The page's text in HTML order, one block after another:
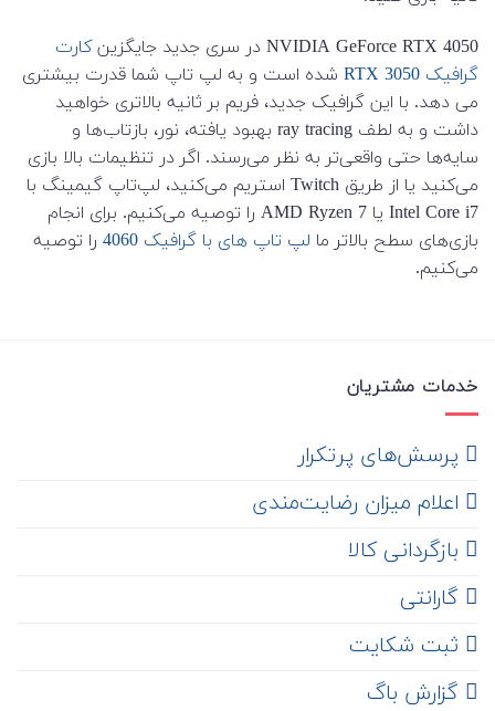
NVIDIA GeForce RTX 4050 در سری جدید جایگزین
کارت
گرافیک RTX 3050
شده است و به لپ تاپ شما قدرت بیشتری
می دهد. با این گرافیک جدید، فریم بر ثانیه بالاتری خواهید
داشت و به لطف ray tracing بهبود یافته، نور، بازتاب‌ها و
سایه‌ها حتی واقعی‌تر به نظر می‌رسند. اگر در تنظیمات بالا بازی
می‌کنید یا از طریق Twitch استریم می‌کنید، لپ‌تاپ گیمینگ با
Intel Core i7 یا AMD Ryzen 7 را توصیه می‌کنیم. برای انجام
بازی‌های سطح بالاتر ما لپ تاپ های با گرافیک 4060
را توصیه
می‌کنیم.
خدمات مشتریان
‌ پرسش‌های پرتکرار
اعلام میزان رضایت‌مندی
‌ بازگردانی کالا
گارانتی
ثبت شکایت
‌ گزارش باگ